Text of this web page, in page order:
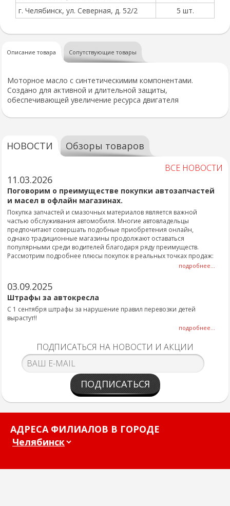
г. Челябинск, ул. Северная, д. 52/2
5 шт.
Описание товара Сопутствующие товары
Моторное масло с синтетическимим компонентами.
Создано для активной и длительной защиты,
обеспечивающей увеличение ресурса двигателя
НОВОСТИ Обзоры товаров
ВСЕ НОВОСТИ
11.03.2026
Поговорим о преимуществе покупки автозапчастей
и масел в офлайн магазинах.
Покупка запчастей и смазочных материалов является важной
частью обслуживания автомобиля. Многие автовладельцы
предпочитают совершать подобные приобретения онлайн,
однако традиционные магазины продолжают оставаться
популярными среди водителей благодаря ряду преимуществ.
Рассмотрим подробнее плюсы покупок в реальных точках продаж:
подробнее...
03.09.2025
Штрафы за автокресла
С 1 сентября штрафы за нарушение правил перевозки детей
вырастут!!
подробнее...
ПОДПИСАТЬСЯ НА НОВОСТИ И АКЦИИ
ПОДПИСАТЬСЯ
АДРЕСА ФИЛИАЛОВ В ГОРОДЕ